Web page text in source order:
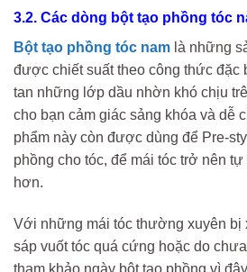
3.2. Các dòng bột tạo phồng tóc
Bột tạo phồng tóc nam là những
được chiết suất theo công thức đặc
tan những lớp dầu nhờn khó chịu
cho bạn cảm giác sảng khóa và dễ
phẩm này còn được dùng để Pre-
phồng cho tóc, để mái tóc trở nên
hơn.
Với những mái tóc thường xuyên bị
sáp vuốt tóc quá cứng hoặc do
tham khảo ngày bột tạo phồng vì